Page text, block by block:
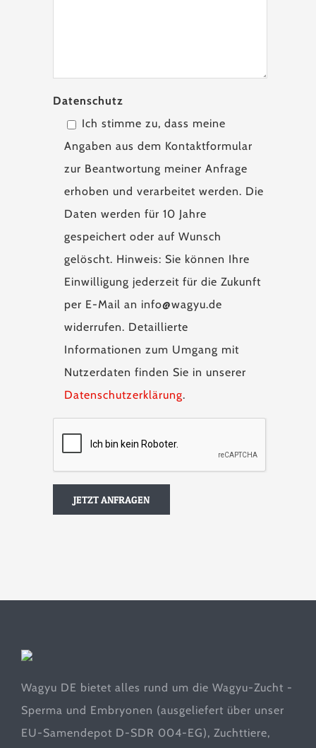
Datenschutz
Ich stimme zu, dass meine
Angaben aus dem Kontaktformular
zur Beantwortung meiner Anfrage
erhoben und verarbeitet werden. Die
Daten werden für 10 Jahre
gespeichert oder auf Wunsch
gelöscht. Hinweis: Sie können Ihre
Einwilligung jederzeit für die Zukunft
per E-Mail an info@wagyu.de
widerrufen. Detaillierte
Informationen zum Umgang mit
Nutzerdaten finden Sie in unserer
Datenschutzerklärung.
Wagyu DE bietet alles rund um die Wagyu-Zucht -
Sperma und Embryonen (ausgeliefert über unser
EU-Samendepot D-SDR 004-EG), Zuchttiere,